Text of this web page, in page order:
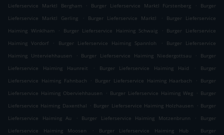
Lieferservice Marktl Bergham
. Burger Lieferservice Marktl Fürstenberg .
Burger
Lieferservice Marktl Gerling
. Burger Lieferservice Marktl .
Burger Lieferservice
Haiming Winklham
. Burger Lieferservice Haiming Schwaig . Burger Lieferservice
Haiming Vordorf
. Burger Lieferservice Haiming Spannloh .
Burger Lieferservice
Haiming Unterviehhausen
. Burger Lieferservice Haiming Niedergottsau .
Burger
Lieferservice Haiming Haunreit
. Burger Lieferservice Haiming Haid .
Burger
Lieferservice Haiming Fahnbach
. Burger Lieferservice Haiming Haarbach . Burger
Lieferservice Haiming Oberviehhausen
. Burger Lieferservice Haiming Weg . Burger
Lieferservice Haiming Daxenthal . Burger Lieferservice Haiming Holzhausen . Burger
Lieferservice Haiming Au
. Burger Lieferservice Haiming Motzenbrunn .
Burger
Lieferservice Haiming Moosen
. Burger Lieferservice Haiming Hub .
Burger